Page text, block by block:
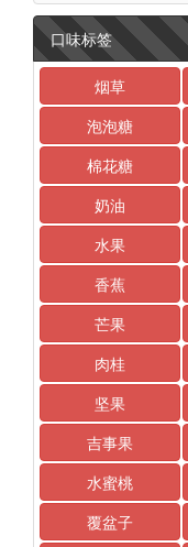
口味标签
烟草
泡泡糖
棉花糖
奶油
水果
香蕉
芒果
肉桂
坚果
吉事果
水蜜桃
覆盆子